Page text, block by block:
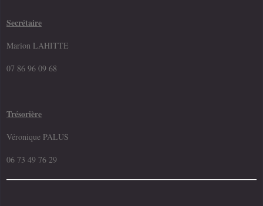
Secrétaire
Marion LAHITTE
07 86 96 09 68
Trésorière
Véronique PALUS
06 73 49 76 29